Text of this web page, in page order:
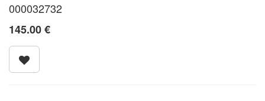
000032732
145.00€